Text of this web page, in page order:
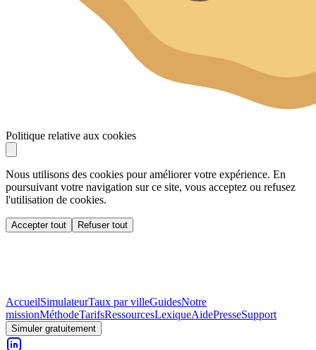
Politique relative aux cookies
Nous utilisons des cookies pour améliorer votre expérience. En
poursuivant votre navigation sur ce site, vous acceptez ou refusez
l'utilisation de cookies.
Accepter tout Refuser tout
AccueilSimulateurTaux par villeGuidesNotre
missionMéthodeTarifsRessourcesLexiqueAidePresseSupport
Simuler gratuitement